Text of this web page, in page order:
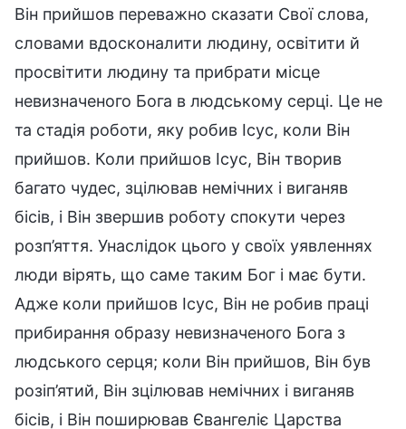
Він прийшов переважно сказати Свої слова,
словами вдосконалити людину, освітити й
просвітити людину та прибрати місце
невизначеного Бога в людському серці. Це не
та стадія роботи, яку робив Ісус, коли Він
прийшов. Коли прийшов Ісус, Він творив
багато чудес, зцілював немічних і виганяв
бісів, і Він звершив роботу спокути через
розп’яття. Унаслідок цього у своїх уявленнях
люди вірять, що саме таким Бог і має бути.
Адже коли прийшов Ісус, Він не робив праці
прибирання образу невизначеного Бога з
людського серця; коли Він прийшов, Він був
розіп’ятий, Він зцілював немічних і виганяв
бісів, і Він поширював Євангеліє Царства